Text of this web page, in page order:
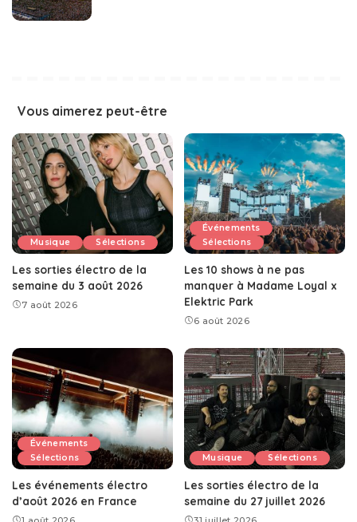
Vous aimerez peut-être
Musique Sélections
Les sorties électro de la
semaine du 3 août 2026
7 août 2026
Événements
Sélections
Les 10 shows à ne pas
manquer à Madame Loyal x
Elektric Park
6 août 2026
Événements
Sélections
Les événements électro
d’août 2026 en France
Musique Sélections
Les sorties électro de la
semaine du 27 juillet 2026